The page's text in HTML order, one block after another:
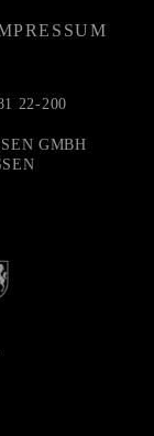
22-200
GMBH